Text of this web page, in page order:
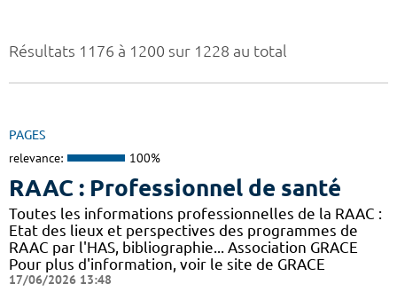
Résultats 1176 à 1200 sur 1228 au total
PAGES
relevance: 100%
RAAC : Professionnel de santé
Toutes les informations professionnelles de la RAAC :
Etat des lieux et perspectives des programmes de
RAAC par l'HAS, bibliographie... Association GRACE
Pour plus d'information, voir le site de GRACE
17/06/2026 13:48